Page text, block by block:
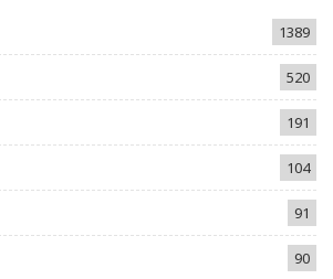
1389
520
191
104
91
90